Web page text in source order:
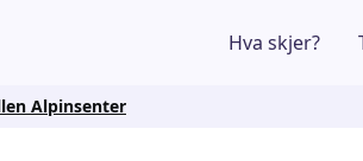
Hva skjer?
Alpinsenter